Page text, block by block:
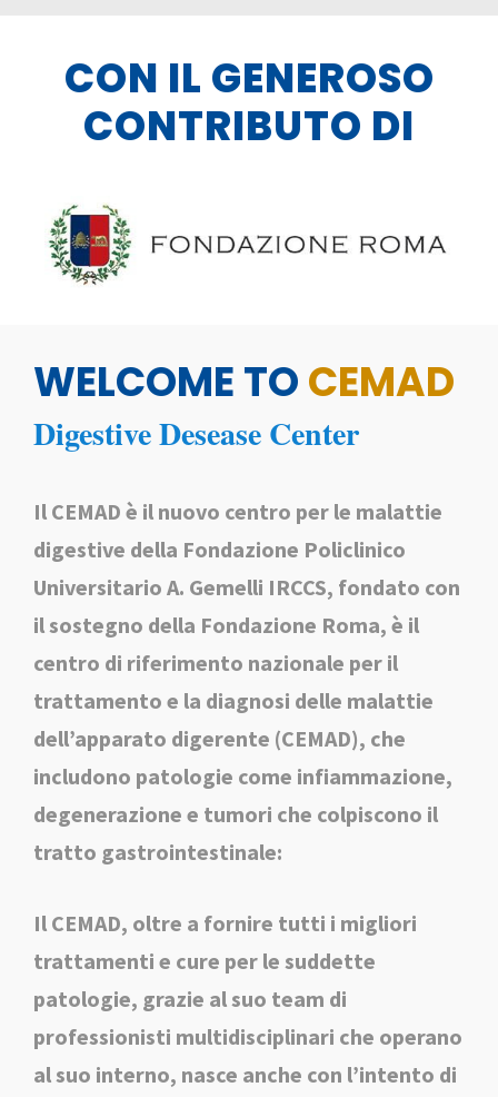
CON IL GENEROSO
CONTRIBUTO DI
WELCOME TOCEMAD
Digestive Desease Center
Il CEMAD è il nuovo centro per le malattie
digestive della Fondazione Policlinico
Universitario A. Gemelli IRCCS, fondato con
il sostegno della Fondazione Roma, è il
centro di riferimento nazionale per il
trattamento e la diagnosi delle malattie
dell’apparato digerente (CEMAD), che
includono patologie come infiammazione,
degenerazione e tumori che colpiscono il
tratto gastrointestinale:
Il CEMAD, oltre a fornire tutti i migliori
trattamenti e cure per le suddette
patologie, grazie al suo team di
professionisti multidisciplinari che operano
al suo interno, nasce anche con l’intento di